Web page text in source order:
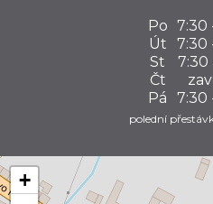
Po 7:30
Út
7:30
St
7:30
Čt
Pá
7:30
polední
+